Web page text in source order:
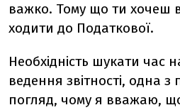
важко. Тому що ти хочеш
ходити до Податкової.
Необхідність шукати
ведення звітності, одна
погляд, чому я вважаю,